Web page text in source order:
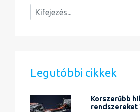
Legutóbbi cikkek
Korszerűbb
rendszereket